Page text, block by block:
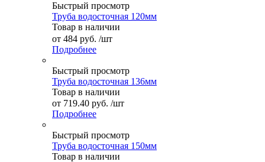
Быстрый просмотр
Труба водосточная 120мм
Товар в наличии
от 484 руб. /шт
Подробнее
Быстрый просмотр
Труба водосточная 136мм
Товар в наличии
от 719.40 руб. /шт
Подробнее
Быстрый просмотр
Труба водосточная 150мм
Товар в наличии